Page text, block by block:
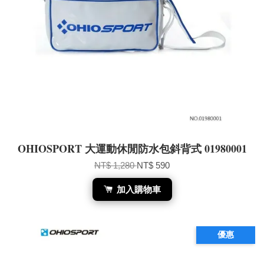
OHIOSPORT 大運動休閒防水包斜背式 01980001
NT$ 1,280NT$ 590
加入購物車
優惠